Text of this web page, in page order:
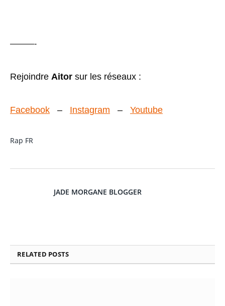
———-
Rejoindre Aitor sur les réseaux :
Facebook – Instagram – Youtube
Rap FR
JADE MORGANE BLOGGER
RELATED POSTS